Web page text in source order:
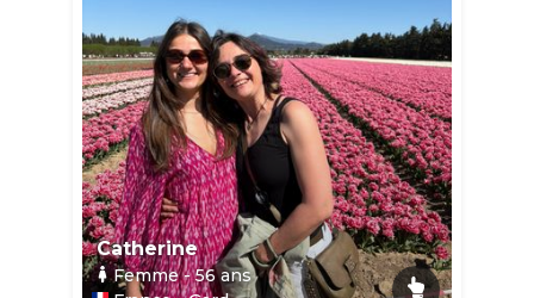
Catherine
Femme- 56ans